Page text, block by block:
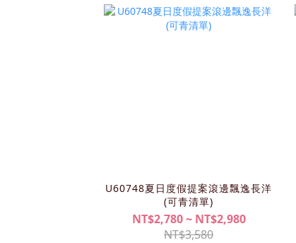
U60748夏日度假提案滾邊飄逸長洋
(可青清單)
NT$2,780 ~ NT$2,980
NT$3,580